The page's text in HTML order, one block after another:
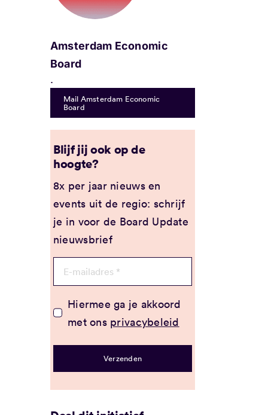
Amsterdam Economic
Board
.
Mail Amsterdam Economic
Board
Blijf jij ook op de
hoogte?
8x per jaar nieuws en
events uit de regio: schrijf
je in voor de Board Update
nieuwsbrief
Hiermee ga je akkoord
met ons privacybeleid
Verzenden